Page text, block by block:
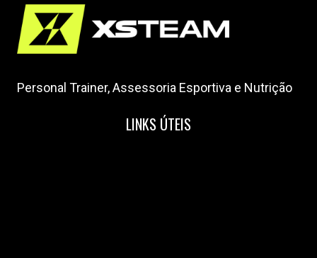
Personal Trainer, Assessoria Esportiva e Nutrição
LINKS ÚTEIS